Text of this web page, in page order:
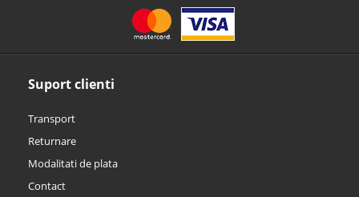
Suport clienti
Transport
Returnare
Modalitati de plata
Contact